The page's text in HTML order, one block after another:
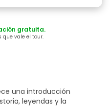
gratuita.
que vale el tour.
una introducción
leyendas y la